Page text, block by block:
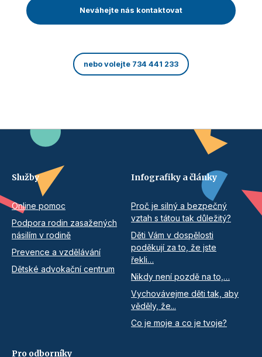
Neváhejte nás kontaktovat
nebo volejte 734 441 233
Služby
Online pomoc
Podpora rodin zasažených
násilím v rodině
Prevence a vzdělávání
Dětské advokační centrum
Infografiky a články
Proč je silný a bezpečný
vztah s tátou tak důležitý?
Děti Vám v dospělosti
poděkují za to, že jste
řekli…
Nikdy není pozdě na to,…
Vychovávejme děti tak, aby
věděly, že...
Co je moje a co je tvoje?
Pro odborníky